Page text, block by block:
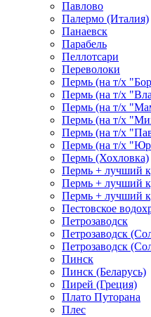
Павлово
Палермо (Италия)
Панаевск
Парабель
Пеллотсари
Переволоки
Пермь (на т/х
Пермь (на т/х
Пермь (на т/х
Пермь (на т/х
Пермь (на т/х
Пермь (на т/х
Пермь (Хохловка)
Пермь + лучший
Пермь + лучший
Пермь + лучший
Пестовское
Петрозаводск
Петрозаводск
Петрозаводск
Пинск
Пинск (Беларусь)
Пирей (Греция)
Плато Путорана
Плес